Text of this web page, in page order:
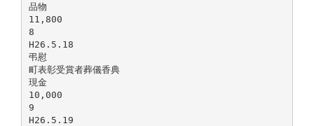
品物
11,800
8
H26.5.18
弔慰
町表彰受賞者葬儀香典
現金
10,000
9
H26.5.19